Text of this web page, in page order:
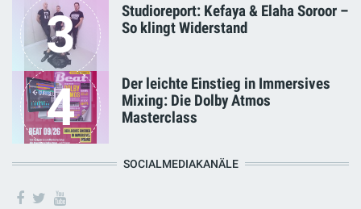
3
Studioreport: Kefaya & Elaha Soroor –
So klingt Widerstand
4
Der leichte Einstieg in Immersives
Mixing: Die Dolby Atmos
Masterclass
SOCIALMEDIAKANÄLE